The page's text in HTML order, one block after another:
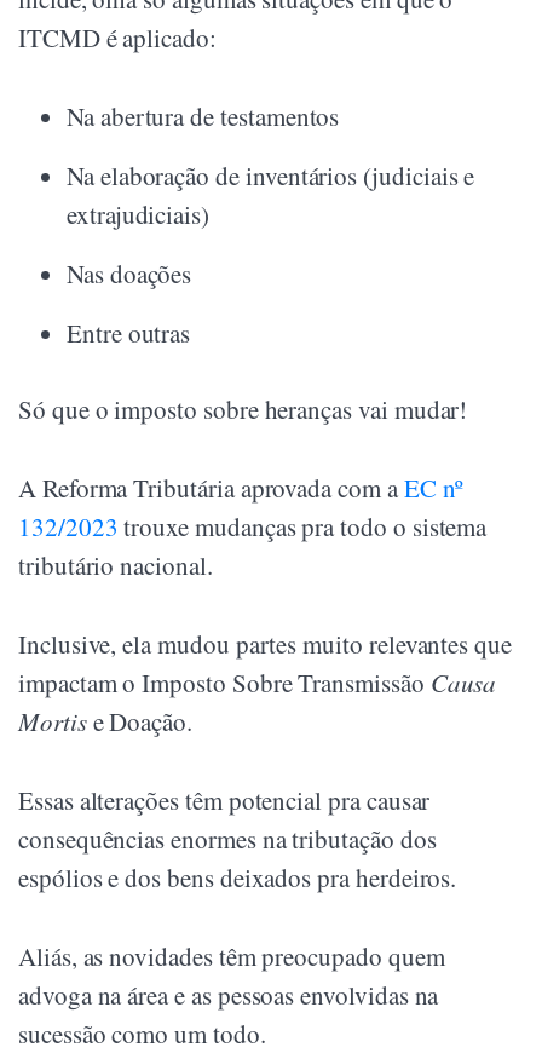
ITCMD é aplicado:
Na abertura de testamentos
Na elaboração de inventários (judiciais e
extrajudiciais)
Nas doações
Entre outras
Só que o imposto sobre heranças vai mudar!
A Reforma Tributária aprovada com aEC nº
132/2023 trouxe mudanças pra todo o sistema
tributário nacional.
Inclusive, ela mudou partes muito relevantes que
impactam o Imposto Sobre Transmissão Causa
Mortise Doação.
Essas alterações têm potencial pra causar
consequências enormes na tributação dos
espólios e dos bens deixados pra herdeiros.
Aliás, as novidades têm preocupado quem
advoga na área e as pessoas envolvidas na
sucessão como um todo.